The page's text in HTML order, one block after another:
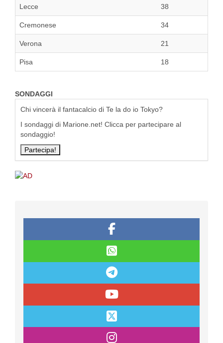
Lecce 38
Cremonese 34
Verona 21
Pisa 18
SONDAGGI
Chi vincerà il fantacalcio di Te la do io Tokyo?
I sondaggi di Marione.net! Clicca per partecipare al
sondaggio!